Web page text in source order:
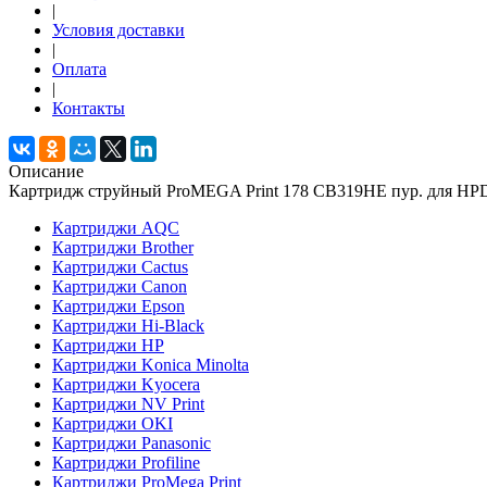
|
Условия доставки
|
Оплата
|
Контакты
Описание
Картридж струйный ProMEGA Print 178 CB319HE пур. для
Картриджи AQC
Картриджи Brother
Картриджи Cactus
Картриджи Canon
Картриджи Epson
Картриджи Hi-Black
Картриджи HP
Картриджи Konica Minolta
Картриджи Kyocera
Картриджи NV Print
Картриджи OKI
Картриджи Panasonic
Картриджи Profiline
Картриджи ProMega Print